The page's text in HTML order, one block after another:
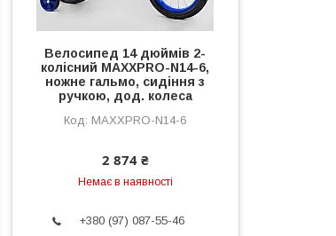
Велосипед 14 дюймів 2-
колісний MAXXPRO-N14-6,
ножне гальмо, сидіння з
ручкою, дод. колеса
MAXXPRO-N14-6
2 874 ₴
Немає в наявності
+380 (97) 087-55-46